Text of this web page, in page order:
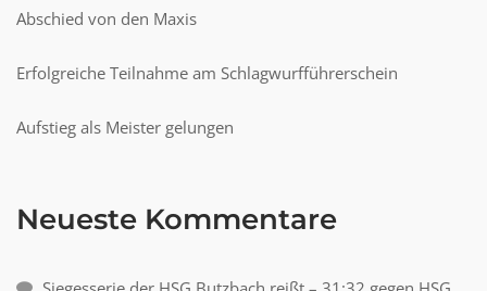
Abschied von den Maxis
Erfolgreiche Teilnahme am Schlagwurfführerschein
Aufstieg als Meister gelungen
Neueste Kommentare